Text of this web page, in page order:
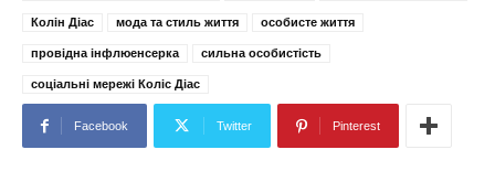
Колін Діас мода та стиль життя особисте життя
провідна інфлюенсерка сильна особистість
соціальні мережі Коліс Діас
Facebook Twitter Pinterest